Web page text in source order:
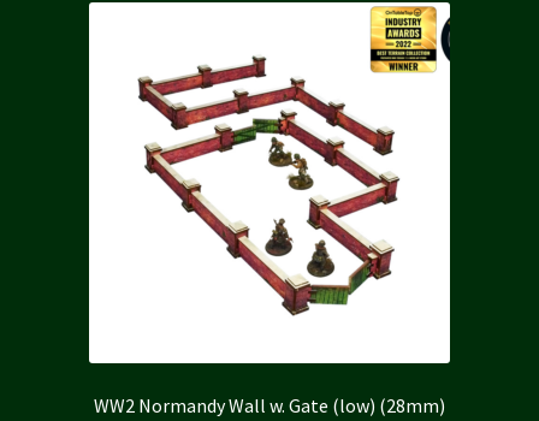
WW2 Normandy Wall w. Gate (low) (28mm)